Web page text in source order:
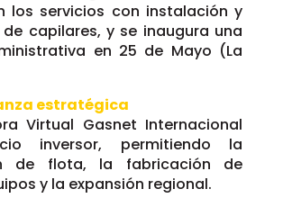
los servicios con instalación y
capilares, y se inaugura una
en 25 de Mayo (La
estratégica
Virtual Gasnet Internacional
inversor, permitiendo la
de flota, la fabricación de
y la expansión regional.